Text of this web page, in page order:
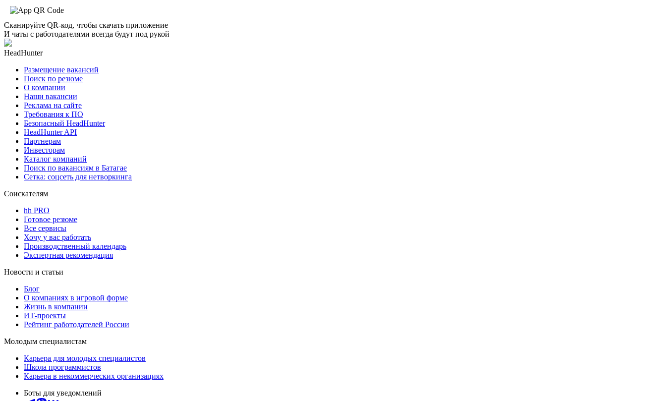
Сканируйте QR-код, чтобы скачать приложение
И чаты с работодателями всегда будут под рукой
HeadHunter
Размещение вакансий
Поиск по резюме
О компании
Наши вакансии
Реклама на сайте
Требования к ПО
Безопасный HeadHunter
HeadHunter API
Партнерам
Инвесторам
Каталог компаний
Поиск по вакансиям в Батагае
Сетка: соцсеть для нетворкинга
Соискателям
hh PRO
Готовое резюме
Все сервисы
Хочу у вас работать
Производственный календарь
Экспертная рекомендация
Новости и статьи
Блог
О компаниях в игровой форме
Жизнь в компании
ИТ-проекты
Рейтинг работодателей России
Молодым специалистам
Карьера для молодых специалистов
Школа программистов
Карьера в некоммерческих организациях
Боты для уведомлений